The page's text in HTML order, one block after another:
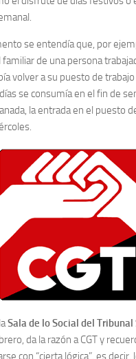
se entendía que, por
de una persona
volver a su puesto de
se consumía en el fin de
la entrada en el puesto
Sala de lo Social del Tribunal
da la razón a CGT y
con “cierta lógica”, es decir,